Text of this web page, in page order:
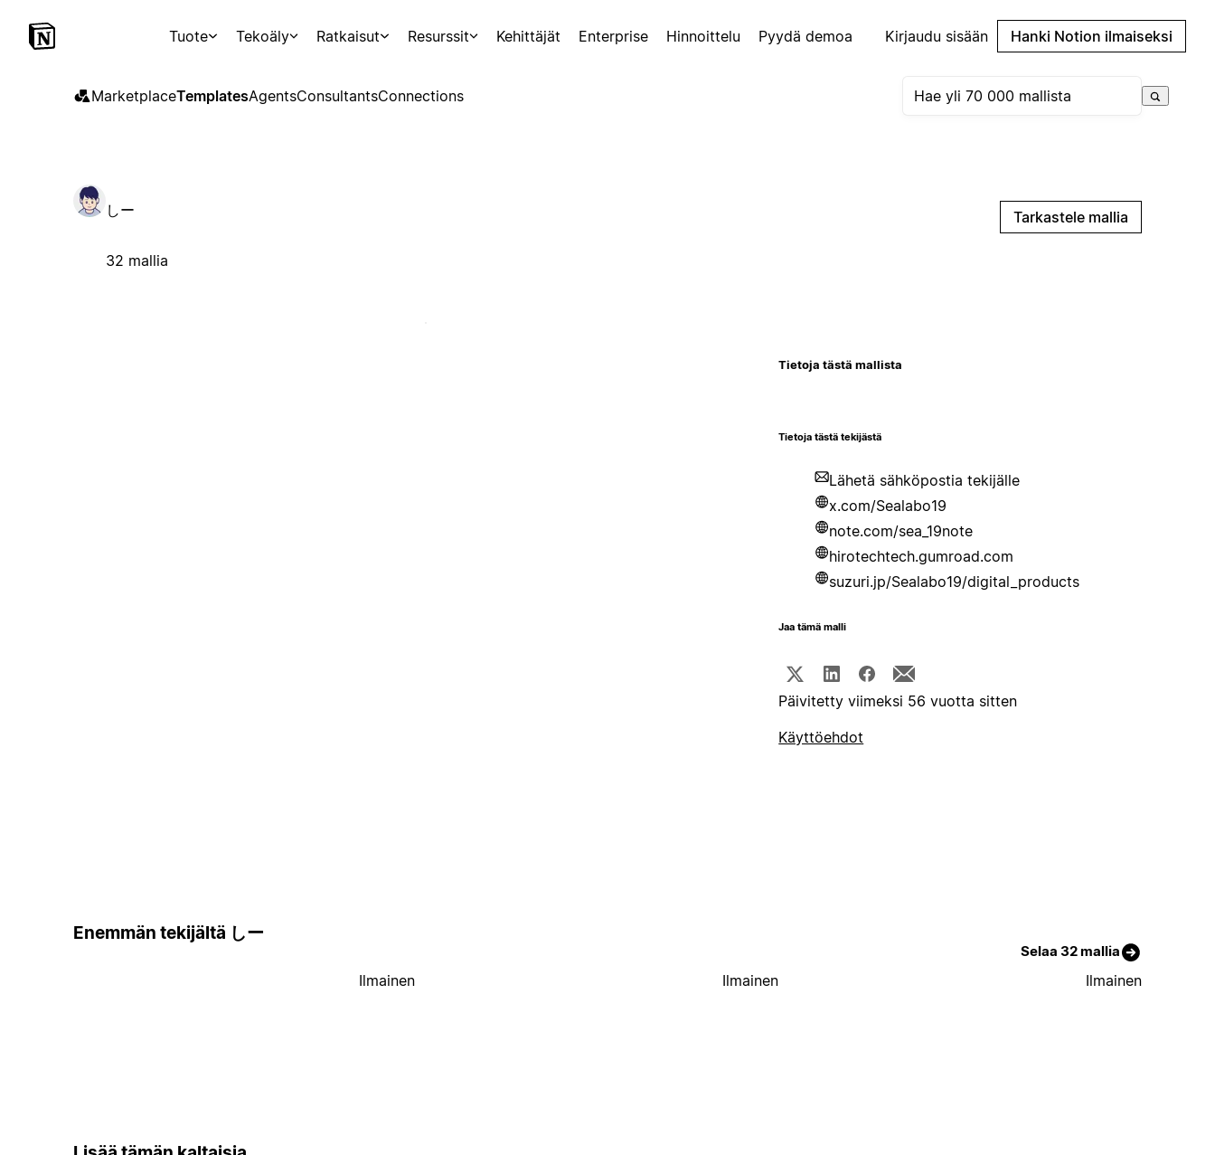
Tuote Tekoäly Ratkaisut Resurssit Kehittäjät Enterprise Hinnoittelu Pyydä demoa Kirjaudu sisään Hanki Notion ilmaiseksi
MarketplaceTemplatesAgentsConsultantsConnections
しー
32 mallia
Tarkastele mallia
Tietoja tästä mallista
Tietoja tästä tekijästä
Lähetä sähköpostia tekijälle
x.com/Sealabo19
note.com/sea_19note
hirotechtech.gumroad.com
suzuri.jp/Sealabo19/digital_products
Jaa tämä malli
Päivitetty viimeksi 56 vuotta sitten
Käyttöehdot
Enemmän tekijältä しー
Selaa 32 mallia
Ilmainen Ilmainen Ilmainen